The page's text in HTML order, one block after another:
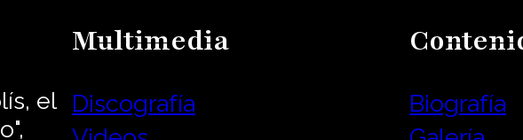
el
Multimedia
Discografía
Biografía